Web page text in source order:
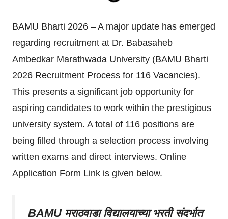
BAMU Bharti 2026 – A major update has emerged
regarding recruitment at Dr. Babasaheb
Ambedkar Marathwada University (BAMU Bharti
2026 Recruitment Process for 116 Vacancies).
This presents a significant job opportunity for
aspiring candidates to work within the prestigious
university system. A total of 116 positions are
being filled through a selection process involving
written exams and direct interviews. Online
Application Form Link is given below.
BAMU मराठवाडा विद्यालयाच्या भरती संदर्भात